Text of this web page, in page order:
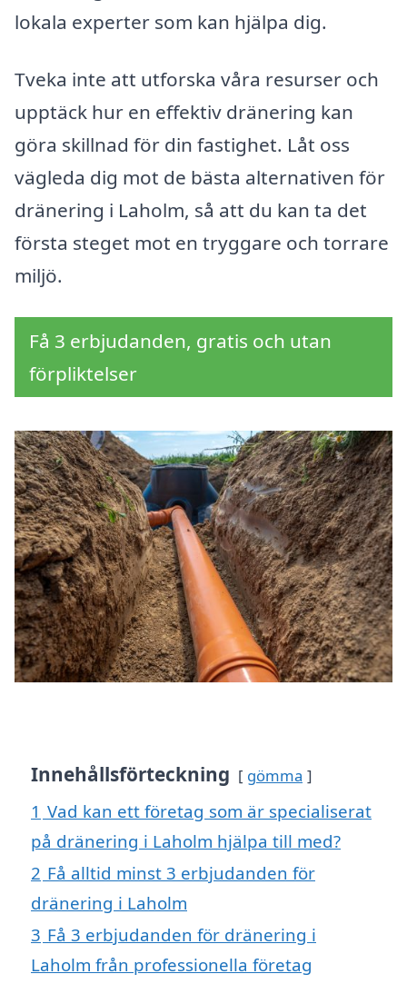
lokala experter som kan hjälpa dig.
Tveka inte att utforska våra resurser och
upptäck hur en effektiv dränering kan
göra skillnad för din fastighet. Låt oss
vägleda dig mot de bästa alternativen för
dränering i Laholm, så att du kan ta det
första steget mot en tryggare och torrare
miljö.
Få 3 erbjudanden, gratis och utan
förpliktelser
Innehållsförteckning gömma
1 Vad kan ett företag som är specialiserat
på dränering i Laholm hjälpa till med?
2 Få alltid minst 3 erbjudanden för
dränering i Laholm
3 Få 3 erbjudanden för dränering i
Laholm från professionella företag